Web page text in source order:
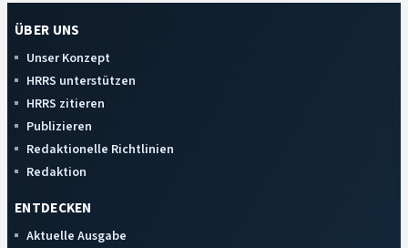
ÜBER UNS
Unser Konzept
HRRS unterstützen
HRRS zitieren
Publizieren
Redaktionelle Richtlinien
Redaktion
ENTDECKEN
Aktuelle Ausgabe